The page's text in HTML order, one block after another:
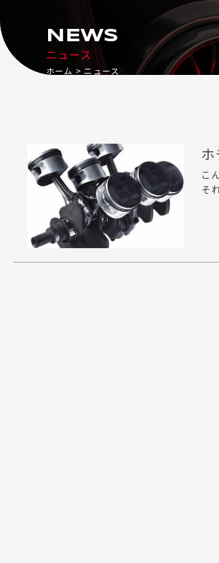
ニュース
NEWS
ホーム ニュース
ホ
こ
そ